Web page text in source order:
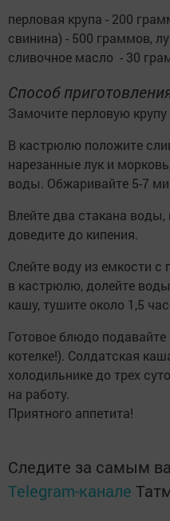
перловая крупа - 200
свинина) - 500 граммов,
сливочное масло - 30
Способ
Замочите перловую
В кастрюлю положите
нарезанные лук и
воды. Обжаривайте 5-7
Влейте два стакана
доведите до кипения.
Слейте воду из емкости с
в кастрюлю, долейте
кашу, тушите около 1,5
Готовое блюдо
котелке!). Солдатская
холодильнике до трех
на работу.
Приятного аппетита!
Следите за самым
Telegram-канале